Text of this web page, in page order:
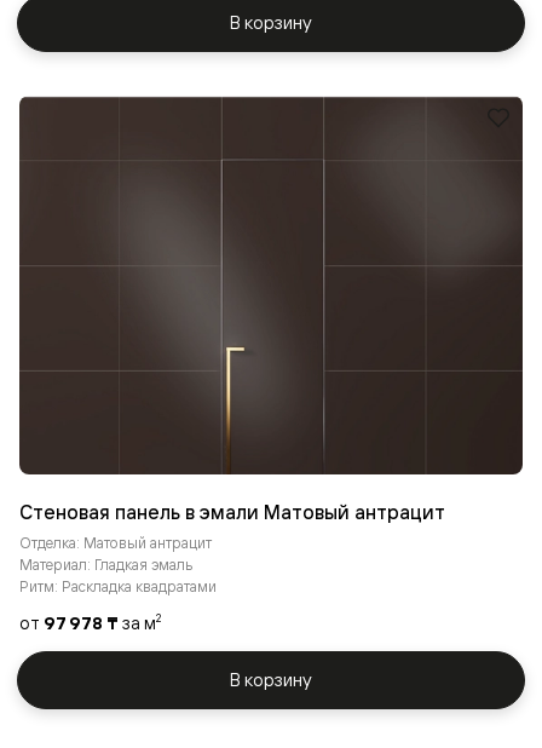
В корзину
Стеновая панель в эмали Матовый антрацит
Отделка: Матовый антрацит
Материал: Гладкая эмаль
Ритм: Раскладка квадратами
от 97 978 ₸ за м2
В корзину